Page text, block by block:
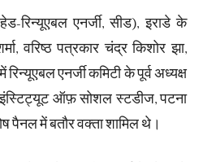
रिन्यूएबल एनर्जी, सीड), इराडे के
वरिष्ठ पत्रकार चंद्र किशोर झा,
एनर्जी कमिटी के पूर्व अध्यक्ष
इंस्टिट्यूट ऑफ़ सोशल स्टडीज, पटना
पैनल में बतौर वक्ता शामिल थे।